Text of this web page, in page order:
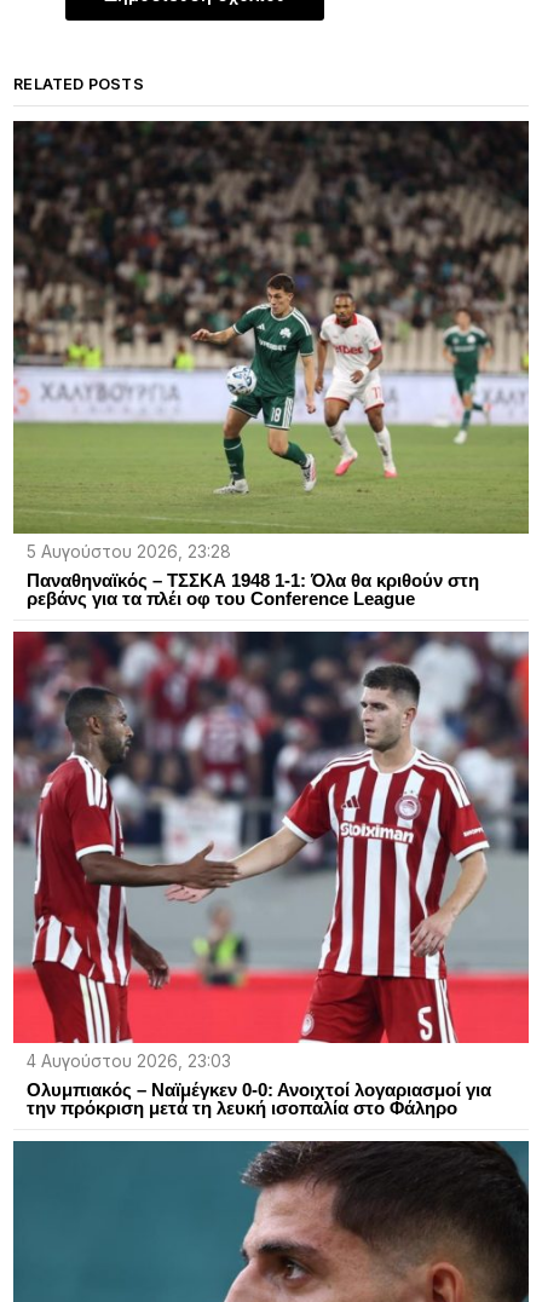
RELATED POSTS
5 Αυγούστου 2026, 23:28
Παναθηναϊκός – ΤΣΣΚΑ 1948 1-1: Όλα θα κριθούν στη
ρεβάνς για τα πλέι οφ του Conference League
4 Αυγούστου 2026, 23:03
Ολυμπιακός – Ναϊμέγκεν 0-0: Ανοιχτοί λογαριασμοί για
την πρόκριση μετά τη λευκή ισοπαλία στο Φάληρο